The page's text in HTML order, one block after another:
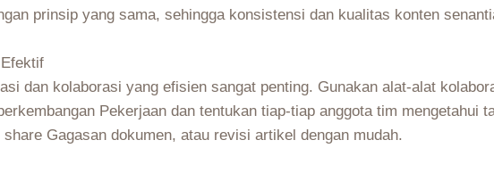
prinsip yang sama, sehingga konsistensi dan kualitas konten
dan kolaborasi yang efisien sangat penting. Gunakan alat-alat
Pekerjaan dan tentukan tiap-tiap anggota tim mengetahui
Gagasan dokumen, atau revisi artikel dengan mudah.